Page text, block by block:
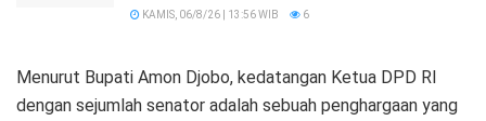
KAMIS, 06/8/26 | 13:56 WIB 6
Menurut Bupati Amon Djobo, kedatangan Ketua DPD RI
dengan sejumlah senator adalah sebuah penghargaan yang